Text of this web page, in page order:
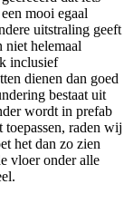
mooi egaal
uitstraling geeft
niet helemaal
inclusief
dienen dan goed
bestaat uit
wordt in prefab
raden wij
het dan zo zien
vloer onder alle